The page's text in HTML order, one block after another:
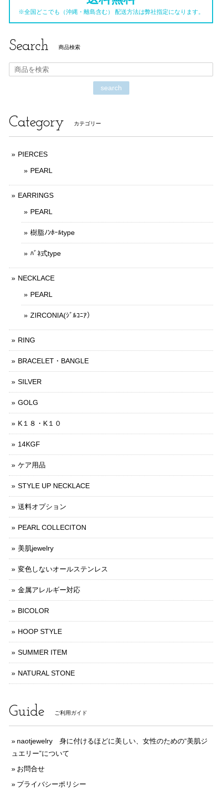
※全国どこでも（沖縄・離島含む） 配送方法は弊社指定になります。
Search 商品検索
search
Category カテゴリー
PIERCES
PEARL
EARRINGS
PEARL
樹脂ﾉﾝﾎｰﾙtype
ﾊﾞﾈ式type
NECKLACE
PEARL
ZIRCONIA(ｼﾞﾙｺﾆｱ）
RING
BRACELET・BANGLE
SILVER
GOLG
K１８・K１０
14KGF
ケア用品
STYLE UP NECKLACE
送料オプション
PEARL COLLECITON
美肌jewelry
変色しないオールステンレス
金属アレルギー対応
BICOLOR
HOOP STYLE
SUMMER ITEM
NATURAL STONE
Guide ご利用ガイド
naotjewelry 身に付けるほどに美しい、女性のための“美肌ジ
ュエリー”について
お問合せ
プライバシーポリシー